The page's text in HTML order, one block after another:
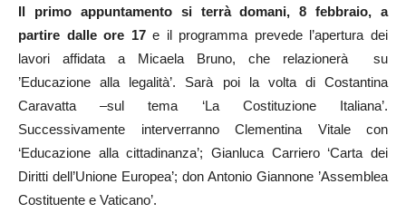
Il primo appuntamento si terrà domani, 8 febbraio, a
partire dalle ore 17e il programma prevede l’apertura dei
lavori affidata a Micaela Bruno, che relazionerà su
’Educazione alla legalità’. Sarà poi la volta di Costantina
Caravatta –sul tema ‘La Costituzione Italiana’.
Successivamente interverranno Clementina Vitale con
‘Educazione alla cittadinanza’; Gianluca Carriero ‘Carta dei
Diritti dell’Unione Europea’; don Antonio Giannone ’Assemblea
Costituente e Vaticano’.